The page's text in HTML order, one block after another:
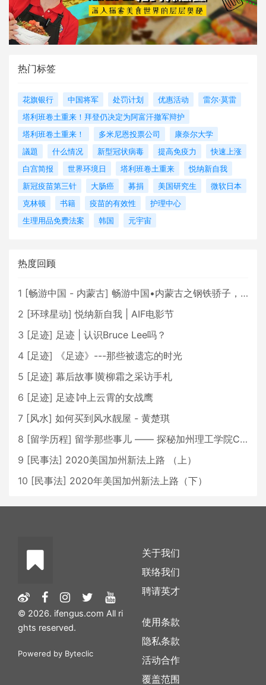
热门标签
花旗银行 中国将军 处罚计划 优惠活动
雷尔·莫雷
塔利班卷土重来！拜登仍决定为阿富汗撤军辩护
塔利班卷土重来！
多米尼恩投票公司
康奈尔大学
議題
什么情况 新型冠状病毒 提高免疫力
快速上涨
白宫简报
世界环境日 塔利班卷土重来
悦纳新自我
新冠疫苗第三针
大肠癌 募捐 美国研究生
微软日本
克林顿
书籍 疫苗的有效性
护理中心
生理用品免费法案
韩国 元宇宙
热度回顾
1 [畅游中国 - 内蒙古] 畅游中国•内蒙古之钢铁骄子，魅力包头
2 [环球星动] 悦纳新自我 | AIF电影节
3 [足迹] 足迹 | 认识Bruce Lee吗？
4 [足迹]
《足迹》---那些被遗忘的时光
5 [足迹] 幕后故事∣黄柳霜之采访手札
6 [足迹] 足迹∣冲上云霄的女战鹰
7 [风水] 如何买到风水靓屋 - 黄楚琪
8 [留学历程] 留学那些事儿 —— 探秘加州理工学院Caltech博士生活 [上集]
9 [民事法] 2020美国加州新法上路 （上）
10 [民事法] 2020年美国加州新法上路（下）
© 2026. ifengus.com All ri
ghts reserved.
Powered by Byteclic
关于我们
联络我们
聘请英才
使用条款
隐私条款
活动合作
覆盖范围